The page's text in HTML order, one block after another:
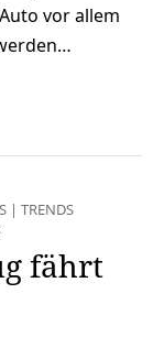
vor allem
| TRENDS
fährt